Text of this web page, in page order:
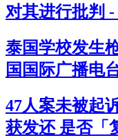
对其进行批判
泰国学校发生
国国际广播电
47人案未被起
获发还 是否「